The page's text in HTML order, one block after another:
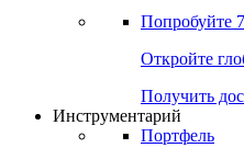
Прогнозы
Консенсусы
Попробуйте
Откройте